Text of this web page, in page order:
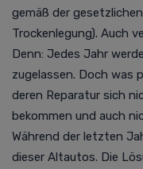
gemäß der
Trockenlegung). Auch
Denn: Jedes Jahr
zugelassen. Doch was
deren Reparatur sich
bekommen und auch
Während der letzten
dieser Altautos. Die